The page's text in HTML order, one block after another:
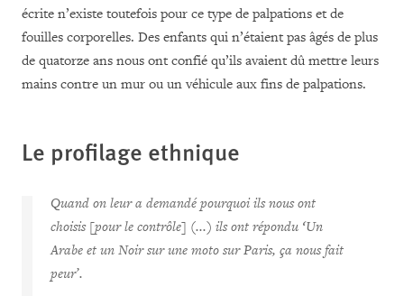
écrite n’existe toutefois pour ce type de palpations et de
fouilles corporelles. Des enfants qui n’étaient pas âgés de plus
de quatorze ans nous ont confié qu’ils avaient dû mettre leurs
mains contre un mur ou un véhicule aux fins de palpations.
Le profilage ethnique
Quand on leur a demandé pourquoi ils nous ont
choisis [pour le contrôle] (...) ils ont répondu ‘Un
Arabe et un Noir sur une moto sur Paris, ça nous fait
peur’.